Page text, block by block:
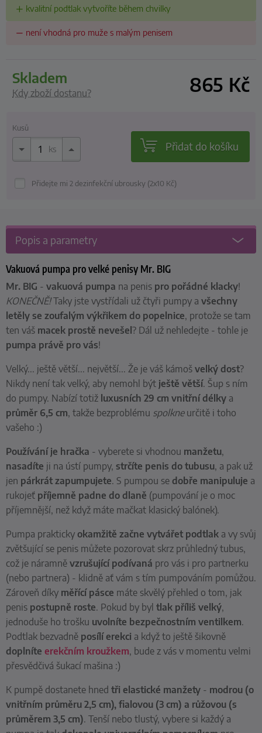
kvalitní podtlak vytvoříte během chvilky
není vhodná pro muže s malým penisem
skladem
Kdy zboží dostanu? 865 Kč
Kusů
ks Přidat do košíku
Přidejte mi 2 dezinfekční ubrousky (2x10 Kč)
Popis a parametry
Vakuová pumpa pro velké penisy Mr. BIG
Mr. BIG - vakuová pumpa na penis pro pořádné klacky!
KONEČNĚ!Taky jste vystřídali už čtyři pumpy a všechny
letěly se zoufalým výkřikem do popelnice, protože se tam
ten váš macek prostě nevešel ? Dál už nehledejte - tohle je
pumpa právě pro vás!
Velký... ještě větší... největší... Že je váš kámoš velký dost?
Nikdy není tak velký, aby nemohl být ještě větší. Šup s ním
do pumpy. Nabízí totiž luxusních 29 cm vnitřní délky a
průměr 6,5 cm, takže bezproblému spolkneurčitě i toho
vašeho :)
Používání je hračka - vyberete si vhodnou manžetu,
nasadíte ji na ústí pumpy, strčíte penis do tubusu, a pak už
jen párkrát zapumpujete. S pumpou se dobře manipuluje a
rukojeť příjemně padne do dlaně (pumpování je o moc
příjemnější, než když máte mačkat klasický balónek).
Pumpa prakticky okamžitě začne vytvářet podtlak a vy svůj
zvětšující se penis můžete pozorovat skrz průhledný tubus,
což je náramně vzrušující podívaná pro vás i pro partnerku
(nebo partnera) - klidně ať vám s tím pumpováním pomůžou.
Zároveň díky měřící pásce máte skvělý přehled o tom, jak
penis postupně roste. Pokud by byl tlak příliš velký,
jednoduše ho trošku uvolníte bezpečnostním ventilkem.
Podtlak bezvadně posílí erekci a když to ještě šikovně
doplníte erekčním kroužkem, bude z vás v momentu velmi
přesvědčivá šukací mašina :)
K pumpě dostanete hned tři elastické manžety - modrou (o
vnitřním průměru 2,5 cm), fialovou (3 cm) a růžovou (s
průměrem 3,5 cm). Tenší nebo tlustý, vybere si každý a